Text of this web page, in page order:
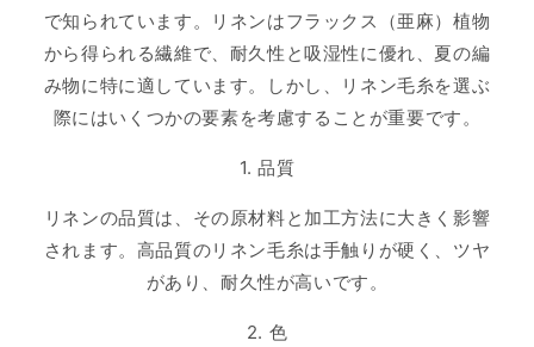
で知られています。リネンはフラックス（亜麻）植物
から得られる繊維で、耐久性と吸湿性に優れ、夏の編
み物に特に適しています。しかし、リネン毛糸を選ぶ
際にはいくつかの要素を考慮することが重要です。
1. 品質
リネンの品質は、その原材料と加工方法に大きく影響
されます。高品質のリネン毛糸は手触りが硬く、ツヤ
があり、耐久性が高いです。
2. 色